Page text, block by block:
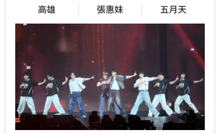
高雄 張惠妹 五月天